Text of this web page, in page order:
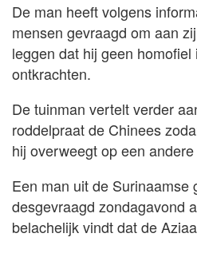
De man heeft volgens
mensen gevraagd om aan
leggen dat hij geen
ontkrachten.
De tuinman vertelt verder
roddelpraat de Chinees
hij overweegt op een
Een man uit de Surinaamse
desgevraagd zondagavond
belachelijk vindt dat de